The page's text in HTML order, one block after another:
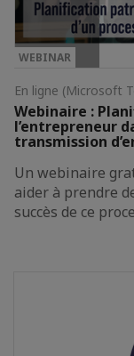
WEBINAR
En ligne (Microsoft
Webinaire :
l’entrepreneur
transmission
Un webinaire
aider à prendre
succès de ce